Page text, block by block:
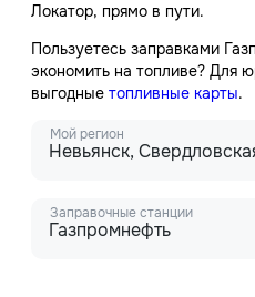
Локатор, прямо в пути.
Пользуетесь заправками
экономить на топливе? Для
выгодные топливные карты.
Мой регион
Невьянск,
Заправочные станции
Газпромнефть